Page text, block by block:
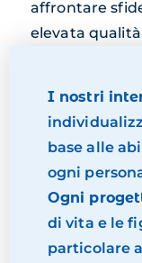
affrontare
elevata
I nostri
base alle
ogni
Ogni
di vita e le
particolare